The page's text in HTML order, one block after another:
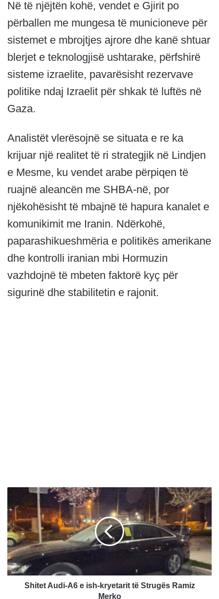
Në të njëjtën kohë, vendet e Gjirit po
përballen me mungesa të municioneve për
sistemet e mbrojtjes ajrore dhe kanë shtuar
blerjet e teknologjisë ushtarake, përfshirë
sisteme izraelite, pavarësisht rezervave
politike ndaj Izraelit për shkak të luftës në
Gaza.
Analistët vlerësojnë se situata e re ka
krijuar një realitet të ri strategjik në Lindjen
e Mesme, ku vendet arabe përpiqen të
ruajnë aleancën me SHBA-në, por
njëkohësisht të mbajnë të hapura kanalet e
komunikimit me Iranin. Ndërkohë,
paparashikueshmëria e politikës amerikane
dhe kontrolli iranian mbi Hormuzin
vazhdojnë të mbeten faktorë kyç për
sigurinë dhe stabilitetin e rajonit.
i
t
e
t
A
u
d
Shitet Audi-A6 e ish-kryetarit të Strugës Ramiz
Merko